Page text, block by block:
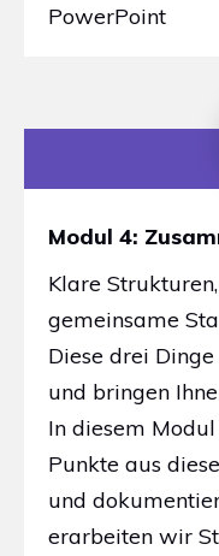
PowerPoint
Modul 4:
Klare
gemeinsame
Diese drei
und bringen
In diesem
Punkte aus
und
erarbeiten wir